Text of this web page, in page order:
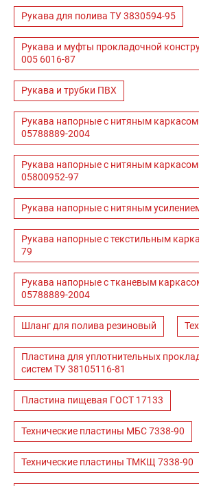
Рукава для полива ТУ 3830594-95
Рукава и муфты прокладочной
005 6016-87
Рукава и трубки ПВХ
Рукава напорные с нитяным
05788889-2004
Рукава напорные с нитяным
05800952-97
Рукава напорные с нитяным
Рукава напорные с текстильным
79
Рукава напорные с тканевым
05788889-2004
Шланг для полива резиновый
Пластина для уплотнительных
систем ТУ 38105116-81
Пластина пищевая ГОСТ 17133
Технические пластины МБС 7338-90
Технические пластины ТМКЩ 7338-90